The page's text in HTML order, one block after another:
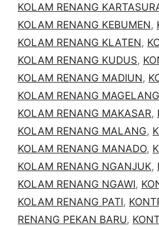
KOLAM RENANG
KOLAM RENANG KEBUMEN,
KOLAM RENANG KLATEN,
KOLAM RENANG KUDUS,
KOLAM RENANG MADIUN,
KOLAM RENANG MAGELANG
KOLAM RENANG MAKASAR,
KOLAM RENANG MALANG,
KOLAM RENANG MANADO,
KOLAM RENANG NGANJUK,
KOLAM RENANG NGAWI,
KOLAM RENANG PATI,
RENANG PEKAN BARU,